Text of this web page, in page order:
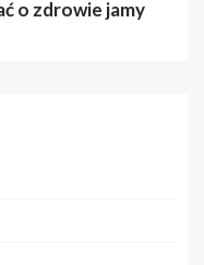
o zdrowie jamy